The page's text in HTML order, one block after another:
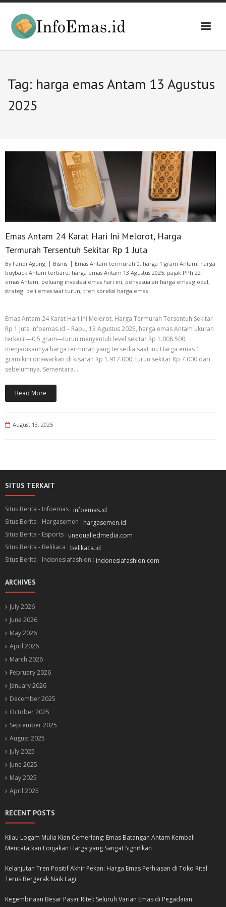
Skip
content
Tag: harga emas Antam 13 Agustus
2025
Emas Antam 24 Karat Hari Ini Melorot, Harga
Termurah Tersentuh Sekitar Rp 1 Juta
By Fandi Agung Bisnis Emas Antam termurah 0, harga 1 gram Antam, harga
buyback Antam terbaru, harga emas Antam 13 Agustus 2025, pajak PPh 22
emas Antam, peluang investasi emas hari ini, penyesuaian harga emas global,
strategi beli emas saat turun, tren koreksi harga emas
Emas Antam 24 Karat Hari Ini Melorot, Harga Termurah Tersentuh Sekitar
Rp 1 Juta infoemas.id – Rabu, 13 Agustus 2025, harga emas Antam ukuran
terkecil—0,5 gram—turun menyentuh level sekitar Rp 1.008.500,
menjadikannya harga termurah yang tersedia saat ini. Harga emas 1
gram kini ditawarkan di kisaran Rp 1.917.000, turun sekitar Rp 7.000 dari
sebelumnya. Sementara…
Read More
August 13, 2025
SITUS TERKAIT
Situs Berita - Infoemas : infoemas.id
Situs Berita - Hargasemen : hargasemen.id
Situs Berita - Esports : unequalledmedia.com
Situs Berita - Belikaca : belikaca.id
Situs Berita - Indonesiafashion : indonesiafashion.com
ARCHIVES
July 2026
June 2026
May 2026
April 2026
March 2026
February 2026
January 2026
December 2025
October 2025
September 2025
August 2025
July 2025
June 2025
May 2025
April 2025
RECENT POSTS
Kilau Logam Mulia Kian Cemerlang: Emas Batangan Antam Kembali
Mencatatkan Lonjakan Harga yang Sangat Signifikan
Kelanjutan Tren Positif Akhir Pekan: Harga Emas Perhiasan di Toko Ritel
Terus Bergerak Naik Lagi
Kegembiraan Besar Pasar Ritel: Seluruh Varian Emas di Pegadaian